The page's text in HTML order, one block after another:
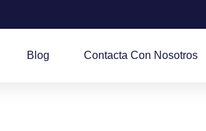
Blog Contacta Con Nosotros